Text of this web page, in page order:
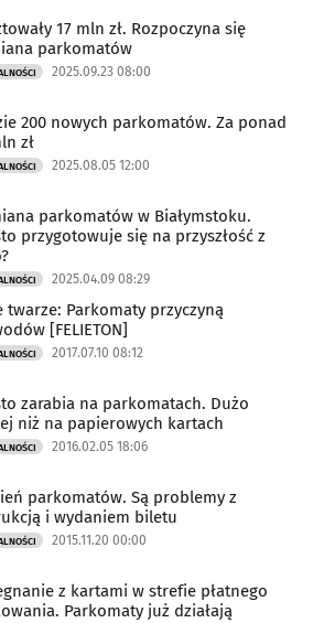
17 mln zł. Rozpoczyna się
parkomatów
2025.09.23 08:00
200 nowych parkomatów. Za ponad
zł
2025.08.05 12:00
parkomatów w Białymstoku.
przygotowuje się na przyszłość z
2025.04.09 08:29
twarze: Parkomaty przyczyną
[FELIETON]
2017.07.10 08:12
zarabia na parkomatach. Dużo
niż na papierowych kartach
2016.02.05 18:06
parkomatów. Są problemy z
i wydaniem biletu
2015.11.20 00:00
z kartami w strefie płatnego
Parkomaty już działają